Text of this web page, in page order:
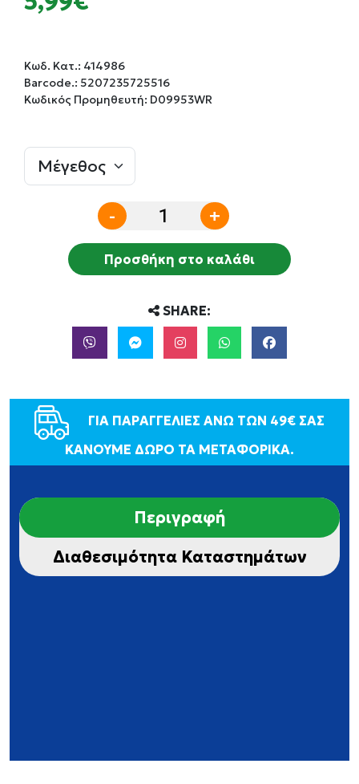
Κωδ. Κατ.: 414986
Barcode.: 5207235725516
Κωδικός Προμηθευτή: D09953WR
- +
Προσθήκη στο καλάθι
SHARE:
ΓΙΑ ΠΑΡΑΓΓΕΛΙΕΣ ΑΝΩ ΤΩΝ 49€ ΣΑΣ
ΚΑΝΟΥΜΕ ΔΩΡΟ ΤΑ ΜΕΤΑΦΟΡΙΚΑ.
Περιγραφή
Διαθεσιμότητα Καταστημάτων